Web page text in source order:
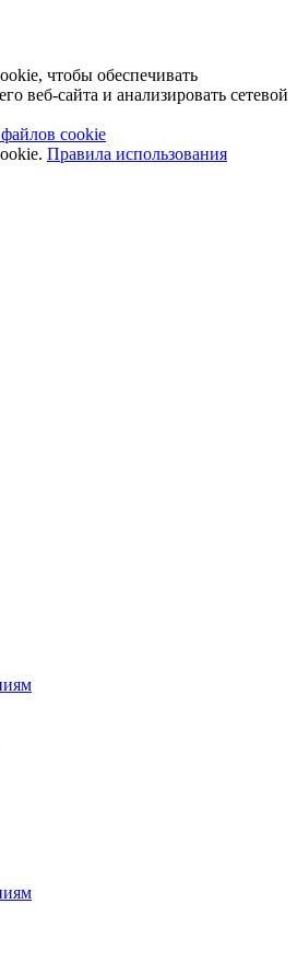
чтобы обеспечивать
веб-сайта и анализировать сетевой
cookie
Правила использования